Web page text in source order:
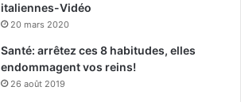
italiennes-Vidéo
20 mars 2020
Santé: arrêtez ces 8 habitudes, elles
endommagent vos reins!
26 août 2019